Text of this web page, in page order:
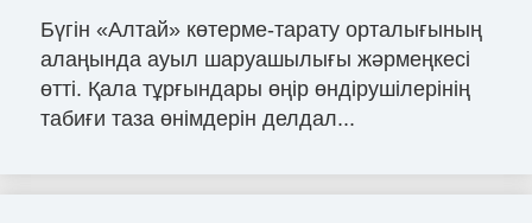
Бүгін «Алтай» көтерме-тарату орталығының
алаңында ауыл шаруашылығы жәрмеңкесі
өтті. Қала тұрғындары өңір өндірушілерінің
табиғи таза өнімдерін делдал...